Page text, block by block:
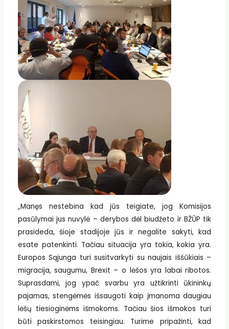
„Manęs nestebina kad jūs teigiate, jog Komisijos
pasūlymai jus nuvylė – derybos dėl biudžeto ir BŽŪP tik
prasideda, šioje stadijoje jūs ir negalite sakyti, kad
esate patenkinti. Tačiau situacija yra tokia, kokia yra.
Europos Sąjunga turi susitvarkyti su naujais iššūkiais –
migracija, saugumu, Brexit – o lėšos yra labai ribotos.
Suprasdami, jog ypač svarbu yra užtikrinti ūkininkų
pajamas, stengėmės išsaugoti kaip įmanoma daugiau
lėšų tiesioginėms išmokoms. Tačiau šios išmokos turi
būti paskirstomos teisingiau. Turime pripažinti, kad